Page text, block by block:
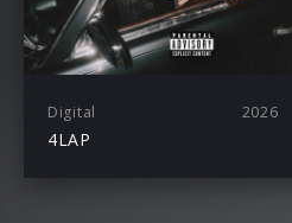
Digital 2026
4LAP